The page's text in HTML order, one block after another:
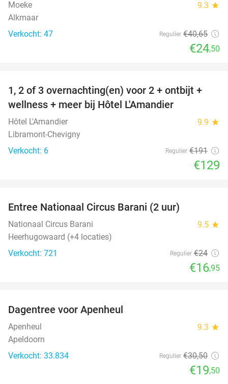
Moeke 9.3 star
Alkmaar
Verkocht: 47
Regulier €40,65
€24,50
32%
TODAY
1, 2 of 3 overnachting(en) voor 2 + ontbijt +
wellness + meer bij Hôtel L'Amandier
Hôtel L'Amandier 9.9 star
Libramont-Chevigny
Verkocht: 6
Regulier €191
€129
Entree Nationaal Circus Barani (2 uur)
Nationaal Circus Barani 9.5 star
Heerhugowaard (+4 locaties)
Verkocht: 721
Regulier €24
€16,95
Dagentree voor Apenheul
Apenheul 9.3 star
Apeldoorn
Verkocht: 33.834
Regulier €30,50
€19,50